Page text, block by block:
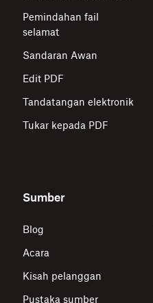
Pemindahan fail
selamat
Sandaran Awan
Edit PDF
Tandatangan elektronik
Tukar kepada PDF
Sumber
Blog
Acara
Kisah pelanggan
Pustaka sumber